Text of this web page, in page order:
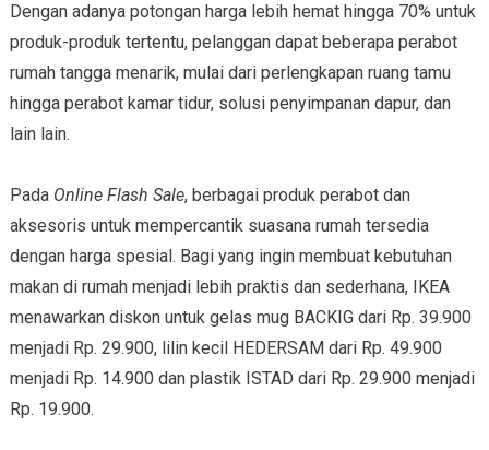
Dengan adanya potongan harga lebih hemat hingga 70% untuk
produk-produk tertentu, pelanggan dapat beberapa perabot
rumah tangga menarik, mulai dari perlengkapan ruang tamu
hingga perabot kamar tidur, solusi penyimpanan dapur, dan
lain lain.
Pada Online Flash Sale, berbagai produk perabot dan
aksesoris untuk mempercantik suasana rumah tersedia
dengan harga spesial. Bagi yang ingin membuat kebutuhan
makan di rumah menjadi lebih praktis dan sederhana, IKEA
menawarkan diskon untuk gelas mug BACKIG dari Rp. 39.900
menjadi Rp. 29.900, lilin kecil HEDERSAM dari Rp. 49.900
menjadi Rp. 14.900 dan plastik ISTAD dari Rp. 29.900 menjadi
Rp. 19.900.